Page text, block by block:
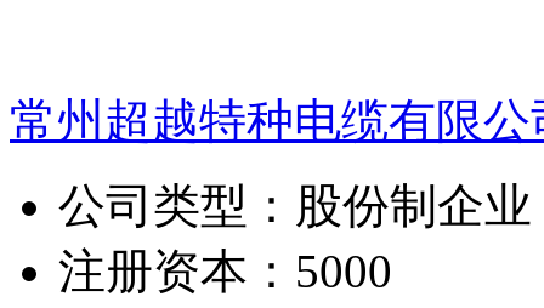
常州超越特种电缆有限公
公司类型： 股份制企业
注册资本： 5000